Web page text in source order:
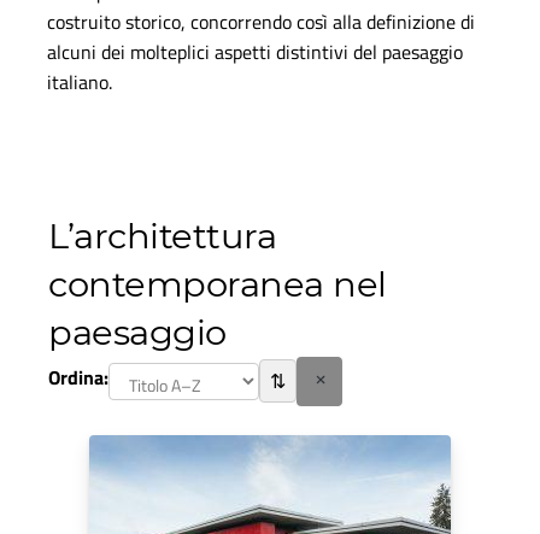
costruito storico, concorrendo così alla definizione di
alcuni dei molteplici aspetti distintivi del paesaggio
italiano.
L’architettura
contemporanea nel
paesaggio
Ordina: ⇅